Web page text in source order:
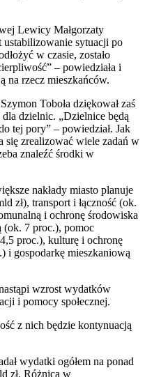
Lewicy Małgorzaty
ustabilizowanie sytuacji po
w czasie, zostało
– powiedziała i
na rzecz mieszkańców.
Toboła dziękował zaś
dzielnic. „Dzielnice będą
tej pory” – powiedział. Jak
się zrealizować wiele zadań w
znaleźć środki w
nakłady miasto planuje
zł), transport i łączność (ok.
i ochronę środowiska
(ok. 7 proc.), pomoc
proc.), kulturę i ochronę
i gospodarkę mieszkaniową
wzrost wydatków
i pomocy społecznej.
z nich będzie kontynuacją
wydatki ogółem na ponad
zł. Różnica w